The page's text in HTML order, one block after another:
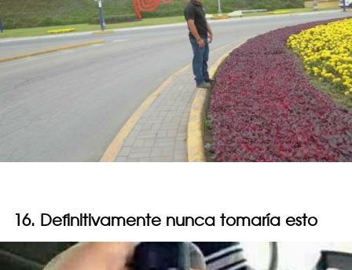
16. Definitivamente nunca tomaría esto